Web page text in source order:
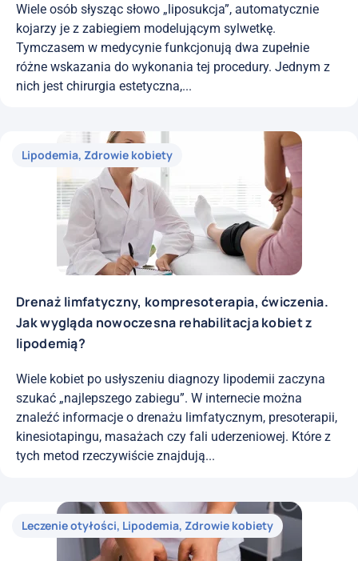
Wiele osób słysząc słowo „liposukcja”, automatycznie
kojarzy je z zabiegiem modelującym sylwetkę.
Tymczasem w medycynie funkcjonują dwa zupełnie
różne wskazania do wykonania tej procedury. Jednym z
nich jest chirurgia estetyczna,...
Lipodemia, Zdrowie kobiety
Drenaż limfatyczny, kompresoterapia, ćwiczenia.
Jak wygląda nowoczesna rehabilitacja kobiet z
lipodemią?
Wiele kobiet po usłyszeniu diagnozy lipodemii zaczyna
szukać „najlepszego zabiegu”. W internecie można
znaleźć informacje o drenażu limfatycznym, presoterapii,
kinesiotapingu, masażach czy fali uderzeniowej. Które z
tych metod rzeczywiście znajdują...
Leczenie otyłości, Lipodemia, Zdrowie kobiety